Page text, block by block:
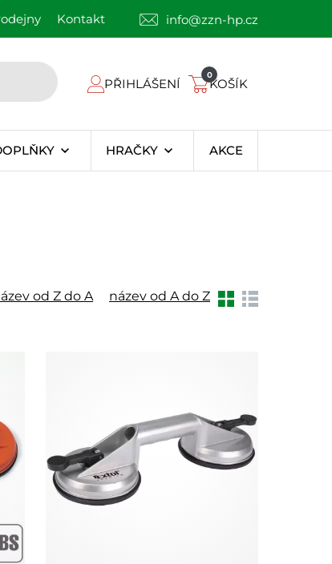
Kontakt info@zzn-hp.cz
PŘIHLÁŠENÍ
0
KOŠÍK
HRAČKY AKCE
od Z do A název od A do Z